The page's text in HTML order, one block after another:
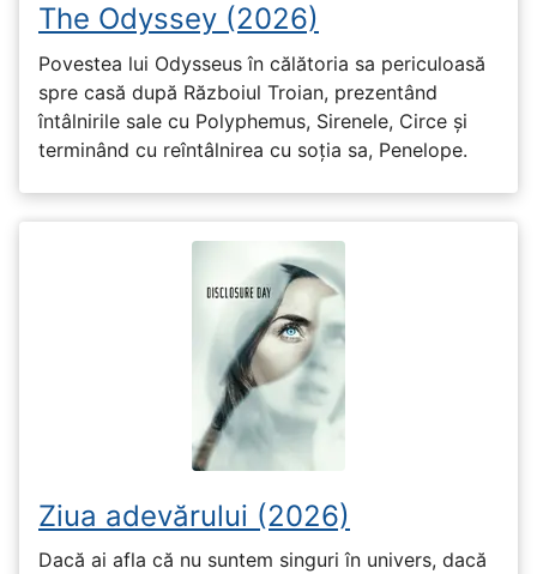
The Odyssey (2026)
Povestea lui Odysseus în călătoria sa periculoasă
spre casă după Războiul Troian, prezentând
întâlnirile sale cu Polyphemus, Sirenele, Circe și
terminând cu reîntâlnirea cu soția sa, Penelope.
Ziua adevărului (2026)
Dacă ai afla că nu suntem singuri în univers, dacă